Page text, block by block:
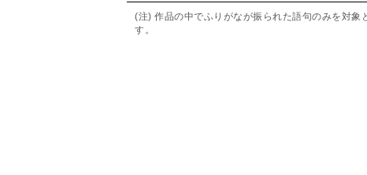
(注) 作品の中でふりがなが振られた語句のみを対象
す。